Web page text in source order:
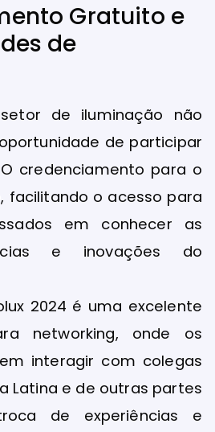
Gratuito e
de
de iluminação não
de participar
O credenciamento para o
facilitando o acesso para
em conhecer as
e inovações do
2024 é uma excelente
networking, onde os
interagir com colegas
Latina e de outras partes
de experiências e